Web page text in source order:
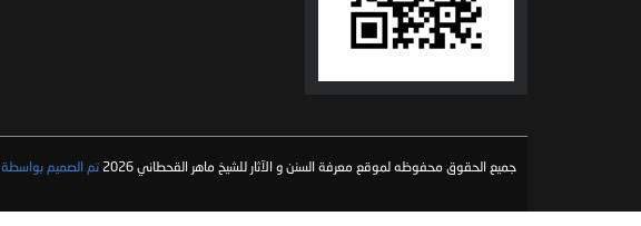
جميع الحقوق محفوظه لموقع معرفة السنن و الآثار للشيخ ماهر القحطاني 2026 تم الصميم بواسطة Sweven